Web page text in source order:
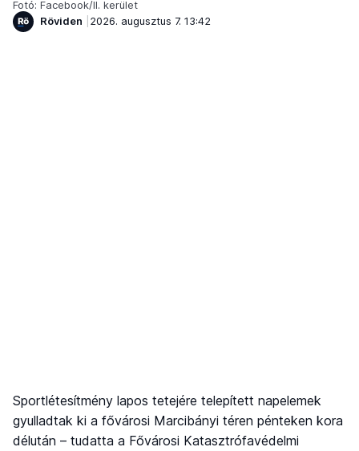
Fotó: Facebook/II. kerület
Röviden
2026. augusztus 7. 13:42
Sportlétesítmény lapos tetejére telepített napelemek
gyulladtak ki a fővárosi Marcibányi téren pénteken kora
délután – tudatta a Fővárosi Katasztrófavédelmi